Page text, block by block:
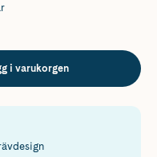
i varukorgen